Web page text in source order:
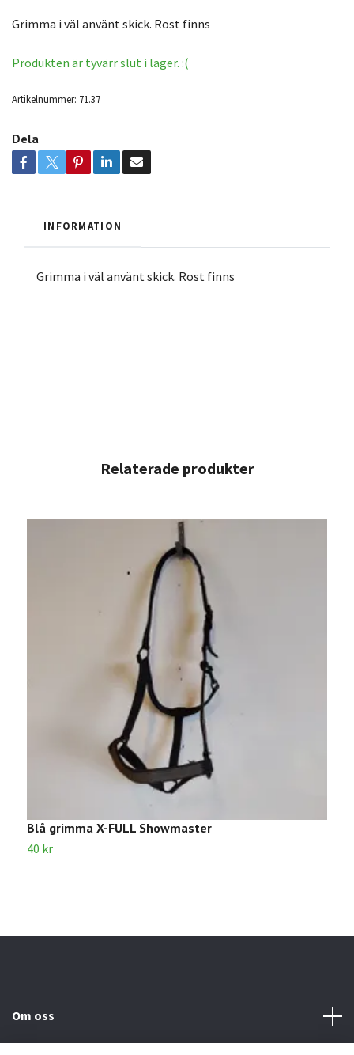
Grimma i väl använt skick. Rost finns
Produkten är tyvärr slut i lager. :(
Artikelnummer: 71.37
Dela
INFORMATION
Grimma i väl använt skick. Rost finns
Blå grimma X-FULL Showmaster
40 kr
Om oss